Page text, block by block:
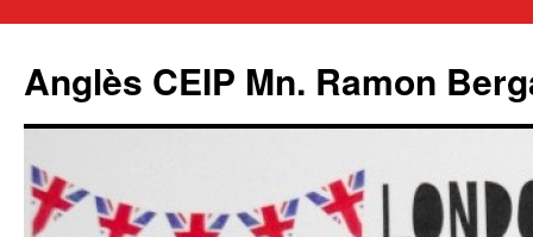
Anglès CEIP Mn. Ramon